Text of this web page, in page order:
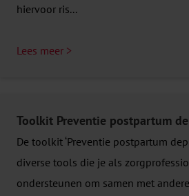
hiervoor ris...
Lees meer >
Toolkit Preventie postpartum
De toolkit ‘Preventie postpartum
diverse tools die je als
ondersteunen om samen met